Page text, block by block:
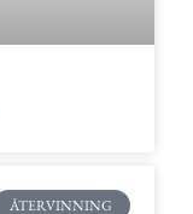
ÅTERVINNING